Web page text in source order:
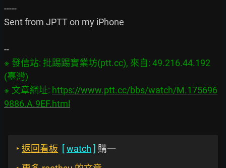
-----
Sent from JPTT on my iPhone
※ 發信站: 批踢踢實業坊(ptt.cc), 來自: 49.216.44.192
(臺灣)
※ 文章網址: https://www.ptt.cc/bbs/watch/M.175696
9886.A.9EF.html
‣ 返回看板 [watch ] 購一